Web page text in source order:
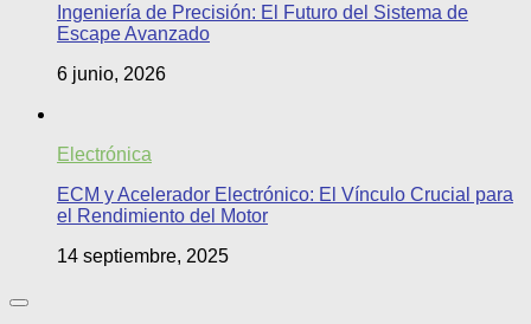
Ingeniería de Precisión: El Futuro del Sistema de
Escape Avanzado
6 junio, 2026
Electrónica
ECM y Acelerador Electrónico: El Vínculo Crucial para
el Rendimiento del Motor
14 septiembre, 2025